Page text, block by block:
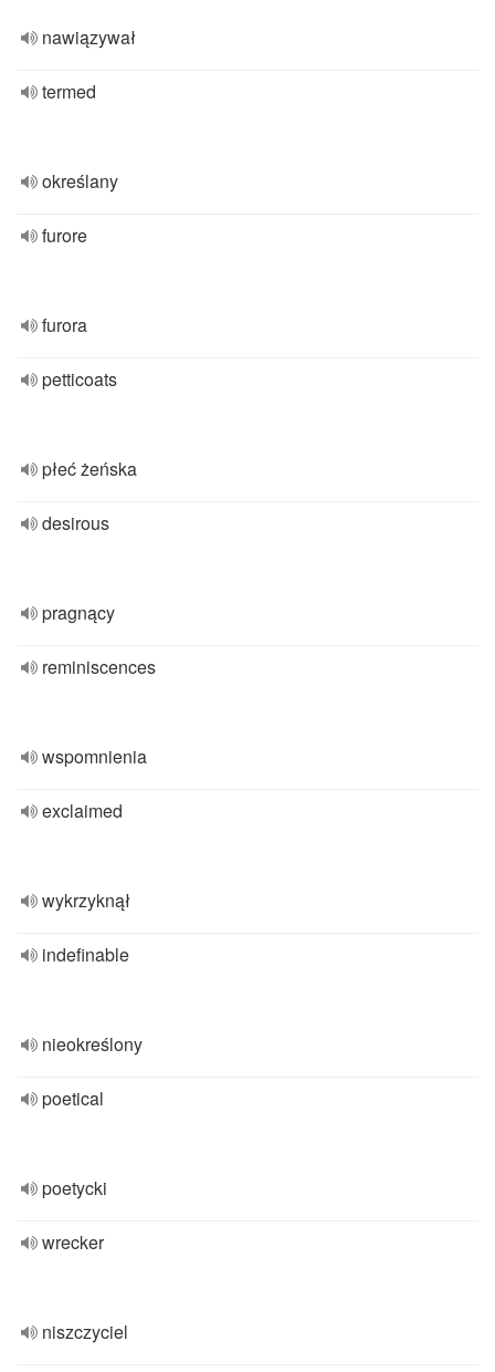
nawiązywał
termed
określany
furore
furora
petticoats
płeć żeńska
desirous
pragnący
reminiscences
wspomnienia
exclaimed
wykrzyknął
indefinable
nieokreślony
poetical
poetycki
wrecker
niszczyciel